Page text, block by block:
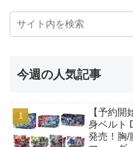
今週の人気記事
【予約
身ベルト
発売！胸/